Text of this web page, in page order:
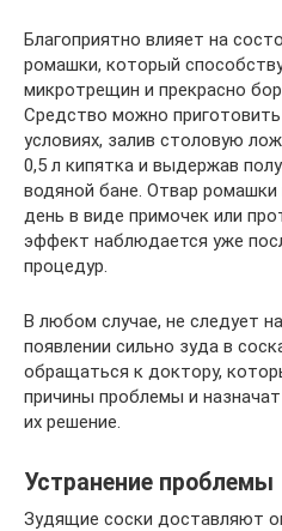
Благоприятно влияет на
ромашки, который
микротрещин и прекрасно
Средство можно
условиях, залив столовую
0,5 л кипятка и выдержав
водяной бане. Отвар
день в виде примочек или
эффект наблюдается уже
процедур.
В любом случае, не следует
появлении сильно зуда в
обращаться к доктору,
причины проблемы и
их решение.
Устранение проблемы
Зудящие соски доставляют